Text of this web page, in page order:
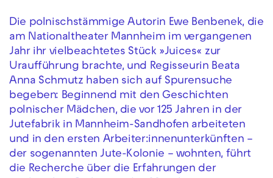
Die polnischstämmige Autorin Ewe Benbenek, die
am Nationaltheater Mannheim im vergangenen
Jahr ihr vielbeachtetes Stück »Juices« zur
Uraufführung brachte, und Regisseurin Beata
Anna Schmutz haben sich auf Spurensuche
begeben: Beginnend mit den Geschichten
polnischer Mädchen, die vor 125 Jahren in der
Jutefabrik in Mannheim-Sandhofen arbeiteten
und in den ersten Arbeiter:innenunterkünften –
der sogenannten Jute-Kolonie – wohnten, führt
die Recherche über die Erfahrungen der